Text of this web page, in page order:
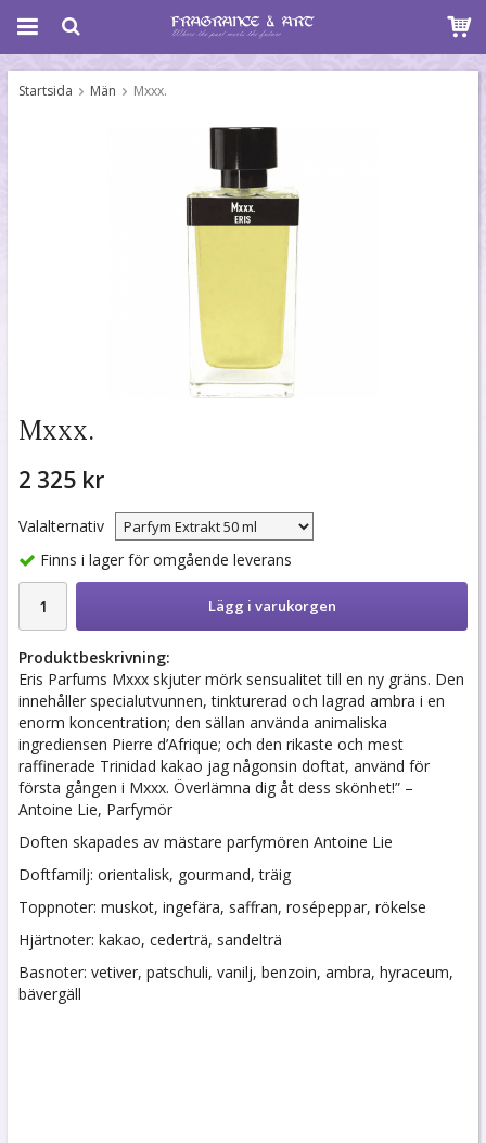
Startsida Män Mxxx.
Mxxx.
2 325 kr
Valalternativ
Finns i lager för omgående leverans
Lägg i varukorgen
Produktbeskrivning:
Eris Parfums Mxxx skjuter mörk sensualitet till en ny gräns. Den
innehåller specialutvunnen, tinkturerad och lagrad ambra i en
enorm koncentration; den sällan använda animaliska
ingrediensen Pierre d’Afrique; och den rikaste och mest
raffinerade Trinidad kakao jag någonsin doftat, använd för
första gången i Mxxx. Överlämna dig åt dess skönhet!” –
Antoine Lie, Parfymör
Doften skapades av mästare parfymören Antoine Lie
Doftfamilj: orientalisk, gourmand, träig
Toppnoter: muskot, ingefära, saffran, rosépeppar, rökelse
Hjärtnoter: kakao, cederträ, sandelträ
Basnoter: vetiver, patschuli, vanilj, benzoin, ambra, hyraceum,
bävergäll